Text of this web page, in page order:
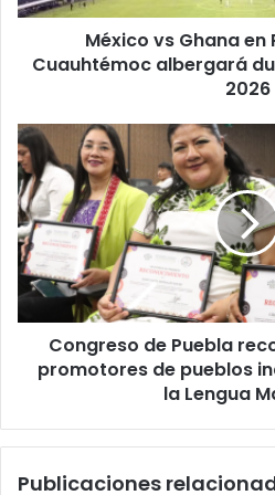
duelo
México vs Ghana en
Cuauhtémoc albergará
2026
Congreso
de
Puebla
reconoce
a
docentes
y
promotores
de
pueblos
indígenas
Día
la
Congreso de Puebla
promotores de pueblos
la Lengua
Publicaciones